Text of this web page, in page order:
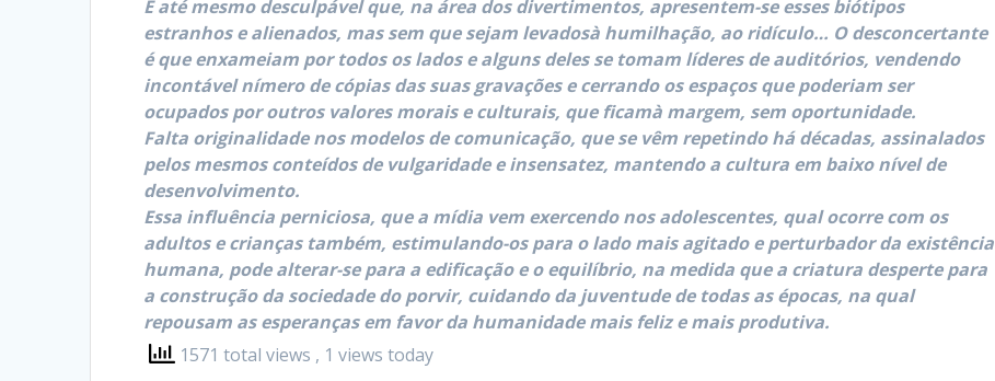
É até mesmo desculpável que, na área dos divertimentos, apresentem-se esses biótipos
estranhos e alienados, mas sem que sejam levadosà humilhação, ao ridículo… O desconcertante
é que enxameiam por todos os lados e alguns deles se tomam líderes de auditórios, vendendo
incontável nímero de cópias das suas gravações e cerrando os espaços que poderiam ser
ocupados por outros valores morais e culturais, que ficamà margem, sem oportunidade.
Falta originalidade nos modelos de comunicação, que se vêm repetindo há décadas, assinalados
pelos mesmos conteídos de vulgaridade e insensatez, mantendo a cultura em baixo nível de
desenvolvimento.
Essa influência perniciosa, que a mídia vem exercendo nos adolescentes, qual ocorre com os
adultos e crianças também, estimulando-os para o lado mais agitado e perturbador da existência
humana, pode alterar-se para a edificação e o equilíbrio, na medida que a criatura desperte para
a construção da sociedade do porvir, cuidando da juventude de todas as épocas, na qual
repousam as esperanças em favor da humanidade mais feliz e mais produtiva.
1571 total views , 1 views today